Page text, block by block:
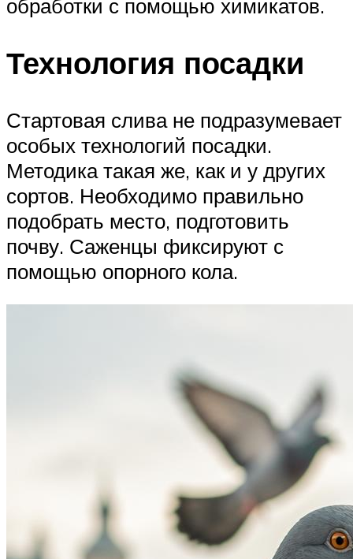
обработки с помощью химикатов.
Технология посадки
Стартовая слива не подразумевает
особых технологий посадки.
Методика такая же, как и у других
сортов. Необходимо правильно
подобрать место, подготовить
почву. Саженцы фиксируют с
помощью опорного кола.